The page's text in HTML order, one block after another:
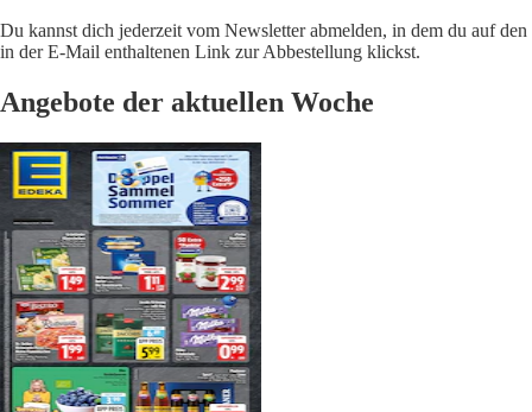
Du kannst dich jederzeit vom Newsletter abmelden, in dem du auf den
in der E-Mail enthaltenen Link zur Abbestellung klickst.
Angebote der aktuellen Woche